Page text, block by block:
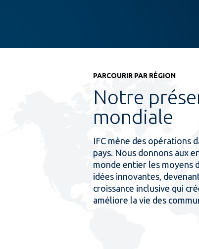
PARCOURIR PAR RÉGION
Notre
mondiale
IFC mène des opérations
pays. Nous donnons aux
monde entier les moyens
idées innovantes,
croissance inclusive qui
améliore la vie des